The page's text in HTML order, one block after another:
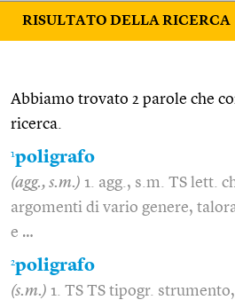
RISULTATO DELLA RICERCA
Abbiamo trovato 2 parole che
ricerca.
1poligrafo
(agg., s.m.) 1. agg., s.m. TS lett.
argomenti di vario genere,
e …
2poligrafo
(s.m.) 1. TS TS tipogr.